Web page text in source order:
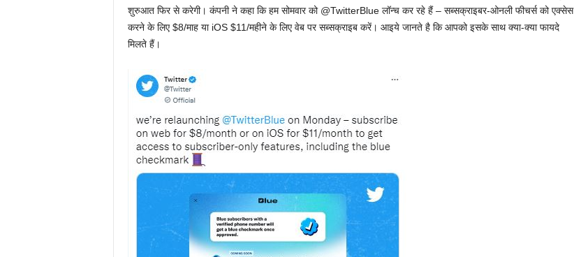
शुरुआत फिर से करेगी। कंपनी ने कहा कि हम सोमवार को @TwitterBlue लॉन्च कर रहे हैं – सब्सक्राइबर-ओनली फीचर्स को एक्सेस
करने के लिए $8/माह या iOS $11/महीने के लिए वेब पर सब्सक्राइब करें। आइये जानते है कि आपको इसके साथ क्या-क्या फायदे
मिलते हैं।